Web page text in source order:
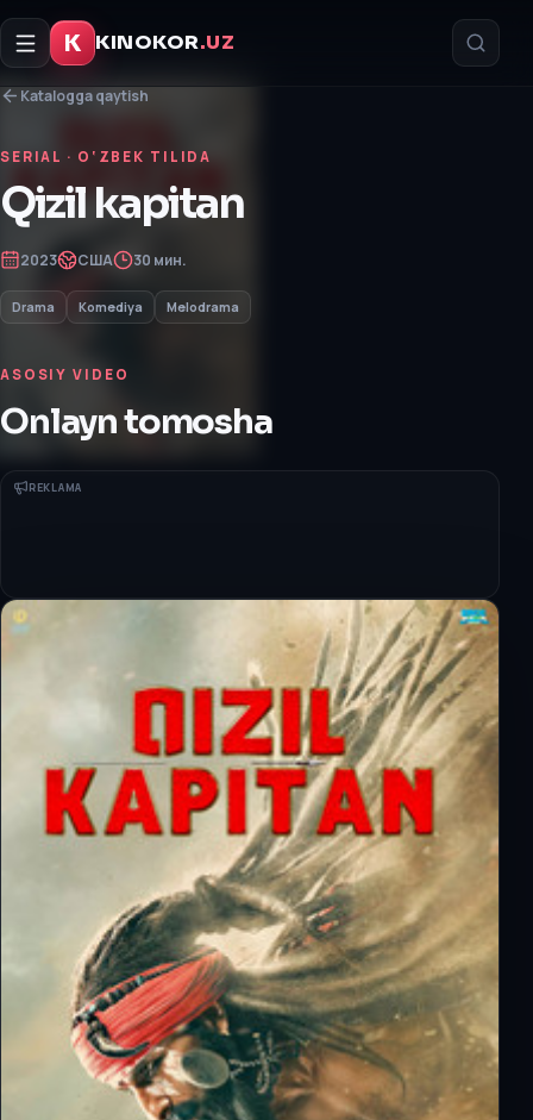
K KINOKOR.UZ
Katalogga qaytish
SERIAL · O‘ZBEK TILIDA
Qizil kapitan
2023 США 30 мин.
Drama Komediya Melodrama
ASOSIY VIDEO
Onlayn tomosha
REKLAMA